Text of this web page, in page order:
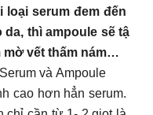
loại serum đem đến
thì ampoule sẽ tậ
mờ vết thấm nám…
và Ampoule
cao hơn hẳn serum.